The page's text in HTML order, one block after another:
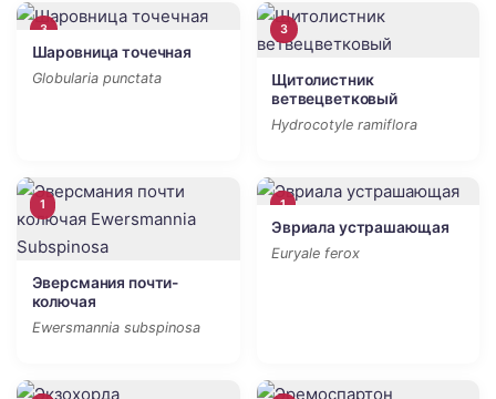
3
Шаровница точечная
Globularia punctata
3
Щитолистник
ветвецветковый
Hydrocotyle ramiflora
1
Эверсмания почти-
колючая
Ewersmannia subspinosa
1
Эвриала устрашающая
Euryale ferox